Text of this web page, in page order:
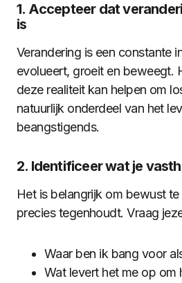
1. Accepteer dat
is
Verandering is een constante
evolueert, groeit en beweegt.
deze realiteit kan helpen om
natuurlijk onderdeel van het
beangstigends.
2. Identificeer wat je
Het is belangrijk om bewust
precies tegenhoudt. Vraag
Waar ben ik bang voor
Wat levert het me op om